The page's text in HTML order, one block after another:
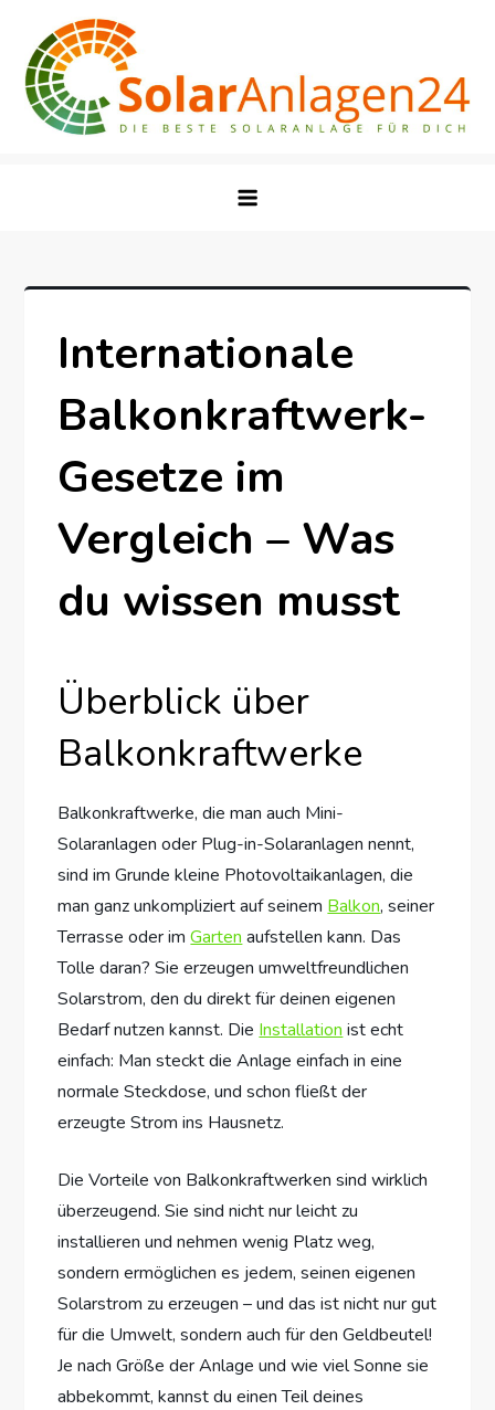
content
Internationale
Balkonkraftwerk-
Gesetze im
Vergleich – Was
du wissen musst
Überblick über
Balkonkraftwerke
Balkonkraftwerke, die man auch Mini-
Solaranlagen oder Plug-in-Solaranlagen nennt,
sind im Grunde kleine Photovoltaikanlagen, die
man ganz unkompliziert auf seinem Balkon, seiner
Terrasse oder imGarten aufstellen kann. Das
Tolle daran? Sie erzeugen umweltfreundlichen
Solarstrom, den du direkt für deinen eigenen
Bedarf nutzen kannst. Die Installation ist echt
einfach: Man steckt die Anlage einfach in eine
normale Steckdose, und schon fließt der
erzeugte Strom ins Hausnetz.
Die Vorteile von Balkonkraftwerken sind wirklich
überzeugend. Sie sind nicht nur leicht zu
installieren und nehmen wenig Platz weg,
sondern ermöglichen es jedem, seinen eigenen
Solarstrom zu erzeugen – und das ist nicht nur gut
für die Umwelt, sondern auch für den Geldbeutel!
Je nach Größe der Anlage und wie viel Sonne sie
abbekommt, kannst du einen Teil deines